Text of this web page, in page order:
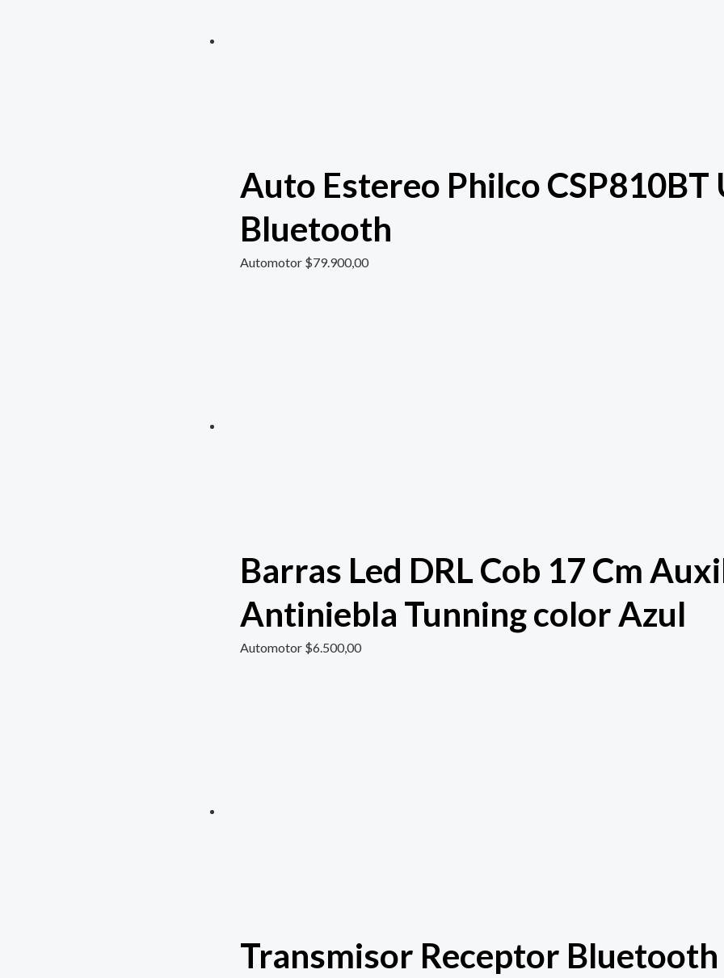
Auto Estereo Philco CSP810BT
Bluetooth
Automotor $79.900,00
Barras Led DRL Cob 17 Cm
Antiniebla Tunning color Azul
Automotor $6.500,00
Transmisor Receptor Bluetooth